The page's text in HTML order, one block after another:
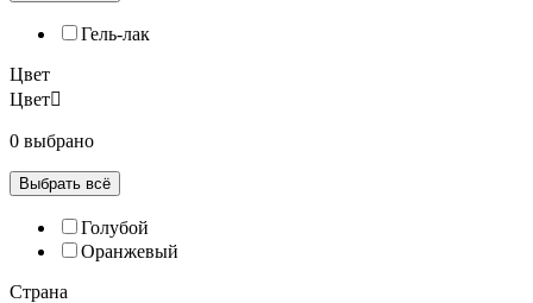
Гель-лак
Цвет
Цвет
0 выбрано
Выбрать всё
Голубой
Оранжевый
Страна